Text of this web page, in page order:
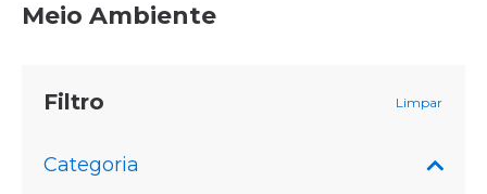
Meio Ambiente
Filtro Limpar
Categoria